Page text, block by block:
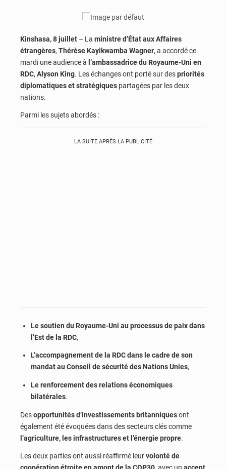
Kinshasa, 8 juillet – La ministre d’État aux Affaires
étrangères, Thérèse Kayikwamba Wagner, a accordé ce
mardi une audience à l’ambassadrice du Royaume-Uni en
RDC, Alyson King. Les échanges ont porté sur despriorités
diplomatiques et stratégiques partagées par les deux
nations.
Parmi les sujets abordés :
LA SUITE APRÈS LA PUBLICITÉ
Le soutien du Royaume-Uni au processus de paix dans
l’Est de la RDC,
L’accompagnement de la RDC dans le cadre de son
mandat au Conseil de sécurité des Nations Unies,
Le renforcement des relations économiques
bilatérales.
Desopportunités d’investissements britanniquesont
également été évoquées dans des secteurs clés comme
l’agriculture, les infrastructures et l’énergie propre.
Les deux parties ont aussi réaffirmé leurvolonté de